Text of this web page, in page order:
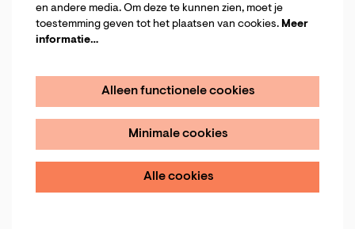
en andere media. Om deze te kunnen zien, moet je
toestemming geven tot het plaatsen van cookies. Meer
informatie…
Alleen functionele cookies
Minimale cookies
Alle cookies